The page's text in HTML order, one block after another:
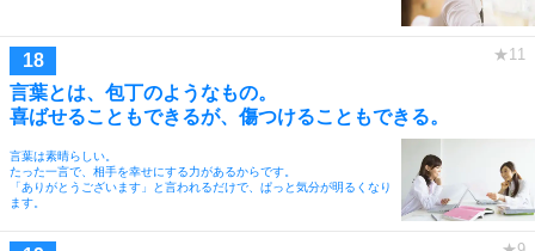
言葉とは、包丁のようなもの。
喜ばせることもできるが、傷つけることもできる。
言葉は素晴らしい。
たった一言で、相手を幸せにする力があるからです。
「ありがとうございます」と言われるだけで、ぱっと気分が明るくなり
ます。